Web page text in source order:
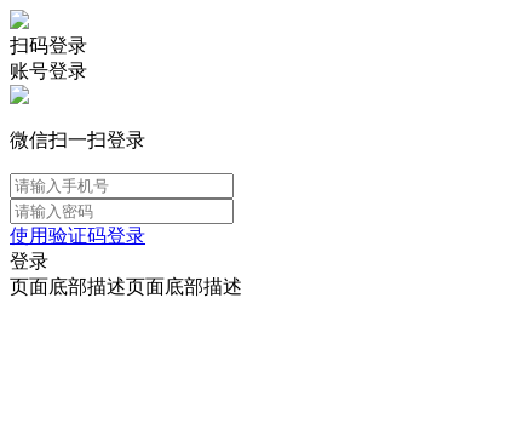
扫码登录
账号登录
微信扫一扫登录
使用验证码登录
登录
页面底部描述页面底部描述